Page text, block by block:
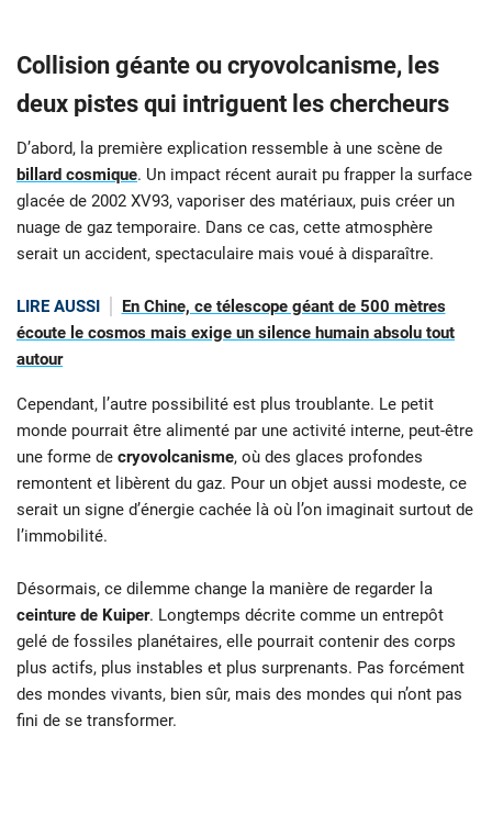
Collision géante ou cryovolcanisme, les
deux pistes qui intriguent les chercheurs
D’abord, la première explication ressemble à une scène de
billard cosmique. Un impact récent aurait pu frapper la surface
glacée de 2002 XV93, vaporiser des matériaux, puis créer un
nuage de gaz temporaire. Dans ce cas, cette atmosphère
serait un accident, spectaculaire mais voué à disparaître.
LIRE AUSSI
En Chine, ce télescope géant de 500 mètres
écoute le cosmos mais exige un silence humain absolu tout
autour
Cependant, l’autre possibilité est plus troublante. Le petit
monde pourrait être alimenté par une activité interne, peut-être
une forme de cryovolcanisme, où des glaces profondes
remontent et libèrent du gaz. Pour un objet aussi modeste, ce
serait un signe d’énergie cachée là où l’on imaginait surtout de
l’immobilité.
Désormais, ce dilemme change la manière de regarder la
ceinture de Kuiper. Longtemps décrite comme un entrepôt
gelé de fossiles planétaires, elle pourrait contenir des corps
plus actifs, plus instables et plus surprenants. Pas forcément
des mondes vivants, bien sûr, mais des mondes qui n’ont pas
fini de se transformer.